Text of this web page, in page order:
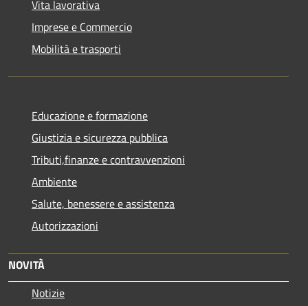
Vita lavorativa
Imprese e Commercio
Mobilità e trasporti
Educazione e formazione
Giustizia e sicurezza pubblica
Tributi,finanze e contravvenzioni
Ambiente
Salute, benessere e assistenza
Autorizzazioni
NOVITÀ
Notizie